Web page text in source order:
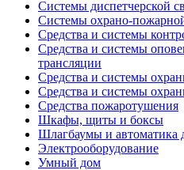
Системы диспетчерской
Системы охрано-
Средства и системы
Средства и системы
трансляции
Средства и системы
Средства и системы
Средства пожаротушения
Шкафы, щиты и боксы
Шлагбаумы и автоматика
Электрооборудование
Умный дом